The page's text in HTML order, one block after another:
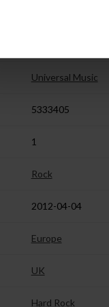
Universal Music
5333405
1
Rock
2012-04-04
Europe
UK
Hard Rock